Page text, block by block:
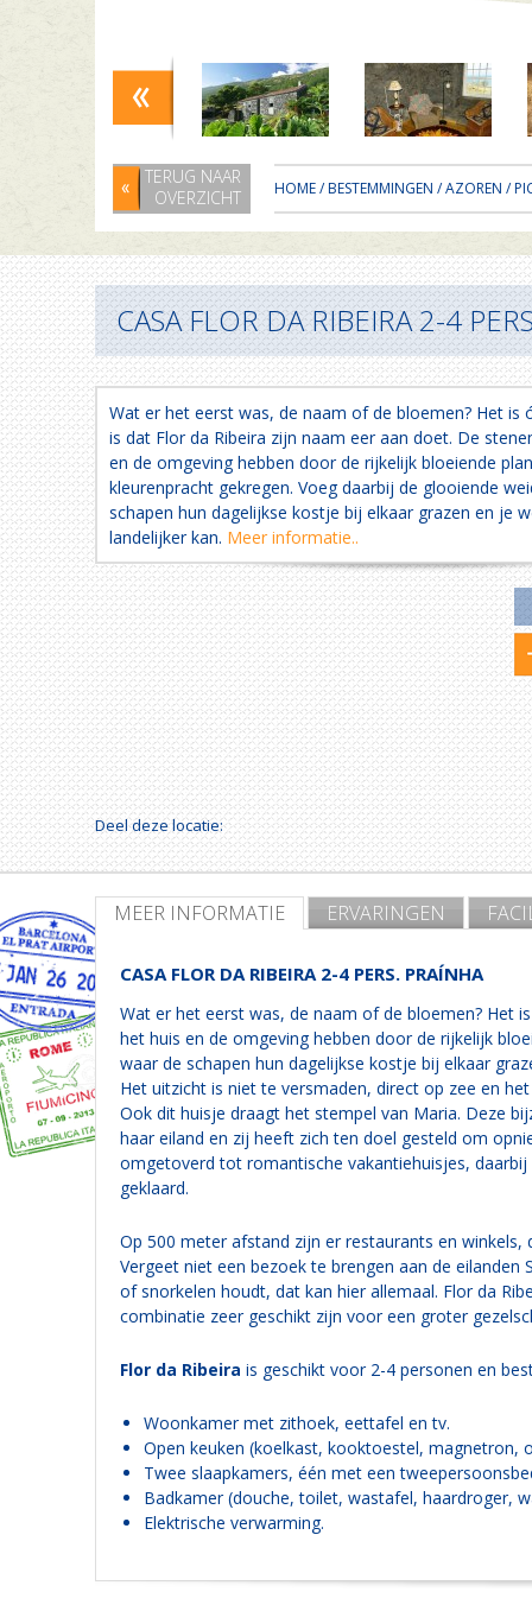
TERUG NAAR
OVERZICHT
HOME/BESTEMMINGEN /AZOREN /
CASA FLOR DA RIBEIRA 2-4
Wat er het eerst was, de naam of de bloemen? Het is
is dat Flor da Ribeira zijn naam eer aan doet. De
en de omgeving hebben door de rijkelijk bloeiende
kleurenpracht gekregen. Voeg daarbij de glooiende
schapen hun dagelijkse kostje bij elkaar grazen en je
landelijker kan. Meer informatie..
Deel deze locatie:
MEER INFORMATIE ERVARINGEN
CASA FLOR DA RIBEIRA 2-4 PERS. PRAÍNHA
Wat er het eerst was, de naam of de bloemen? Het
het huis en de omgeving hebben door de rijkelijk
waar de schapen hun dagelijkse kostje bij elkaar
Het uitzicht is niet te versmaden, direct op zee en
Ook dit huisje draagt het stempel van Maria. Deze
haar eiland en zij heeft zich ten doel gesteld om
omgetoverd tot romantische vakantiehuisjes,
geklaard.
Op 500 meter afstand zijn er restaurants en
Vergeet niet een bezoek te brengen aan de
of snorkelen houdt, dat kan hier allemaal. Flor da
combinatie zeer geschikt zijn voor een groter
Flor da Ribeira is geschikt voor 2-4 personen en
Woonkamer met zithoek, eettafel en tv.
Open keuken (koelkast, kooktoestel,
Twee slaapkamers, één met een
Badkamer (douche, toilet, wastafel, haardroger,
Elektrische verwarming.